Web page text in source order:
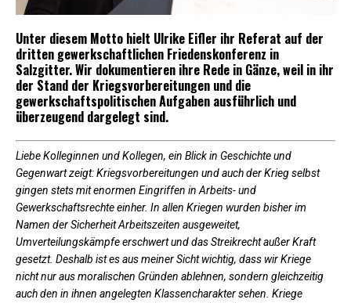
Unter diesem Motto hielt Ulrike Eifler ihr Referat auf der
dritten gewerkschaftlichen Friedenskonferenz in
Salzgitter. Wir dokumentieren ihre Rede in Gänze, weil in ihr
der Stand der Kriegsvorbereitungen und die
gewerkschaftspolitischen Aufgaben ausführlich und
überzeugend dargelegt sind.
Liebe Kolleginnen und Kollegen, ein Blick in Geschichte und
Gegenwart zeigt: Kriegsvorbereitungen und auch der Krieg selbst
gingen stets mit enormen Eingriffen in Arbeits- und
Gewerkschaftsrechte einher. In allen Kriegen wurden bisher im
Namen der Sicherheit Arbeitszeiten ausgeweitet,
Umverteilungskämpfe erschwert und das Streikrecht außer Kraft
gesetzt. Deshalb ist es aus meiner Sicht wichtig, dass wir Kriege
nicht nur aus moralischen Gründen ablehnen, sondern gleichzeitig
auch den in ihnen angelegten Klassencharakter sehen. Kriege